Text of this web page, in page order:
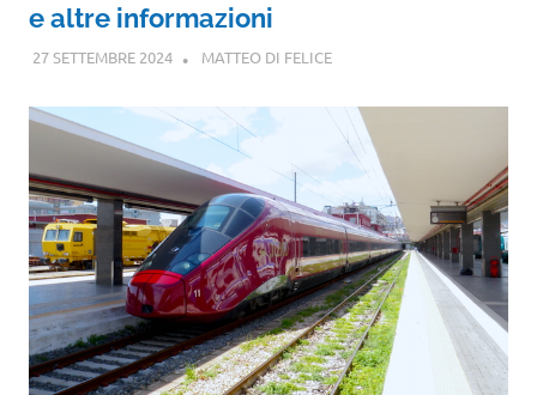
e altre informazioni
27 SETTEMBRE 2024 MATTEO DI FELICE